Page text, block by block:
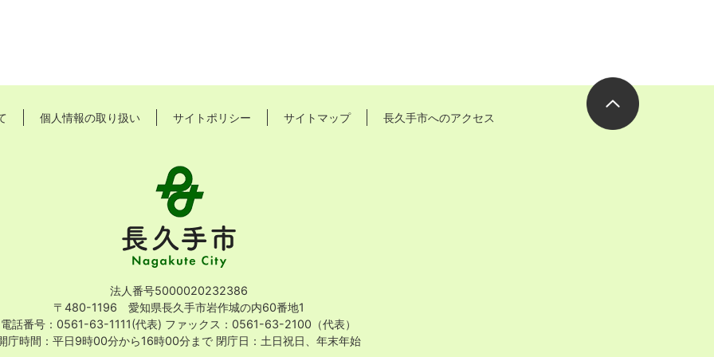
個人情報の取り扱い サイトポリシー サイトマップ 長久手市へのアクセス
Nagakute
City
法人番号5000020232386
〒480-1196 愛知県長久手市岩作城の内60番地1
電話番号：0561-63-1111(代表) ファックス：0561-63-2100（代表）
庁時間：平日9時00分から16時00分まで 閉庁日：土日祝日、年末年始